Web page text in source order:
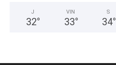
J
32°
VIN
33°
S
34°